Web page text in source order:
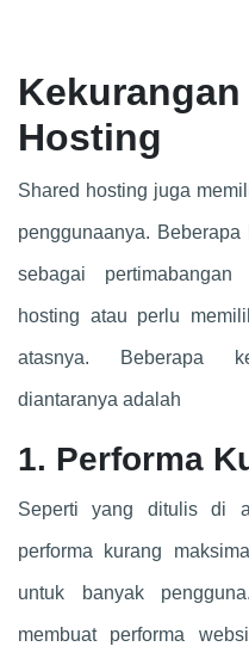
Hosting
Shared hosting juga
penggunaanya.
sebagai
hosting atau perlu
atasnya. Beberapa
diantaranya adalah
1. Performa
Seperti yang ditulis di
performa kurang
untuk banyak
membuat performa